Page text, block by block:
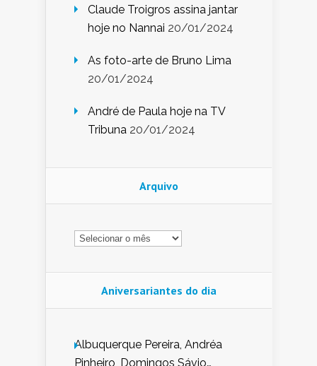
Claude Troigros assina jantar
hoje no Nannai 20/01/2024
As foto-arte de Bruno Lima
20/01/2024
André de Paula hoje na TV
Tribuna 20/01/2024
Arquivo
Arquivo
Aniversariantes do dia
Albuquerque Pereira, Andréa
Pinheiro, Domingos Sávio